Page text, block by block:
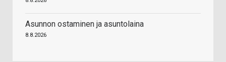
Asunnon ostaminen ja asuntolaina
8.8.2026